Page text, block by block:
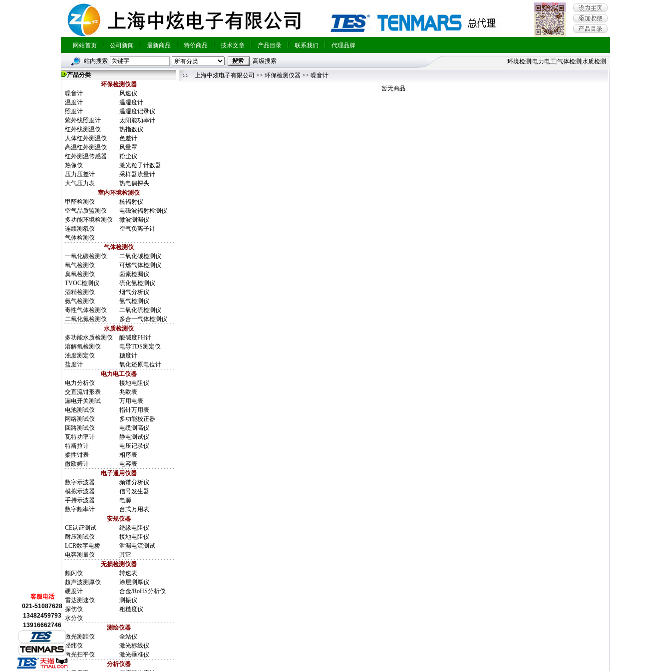
网站首页 公司新闻 最新商品 特价商品 技术文章 产品目录 联系我们 代理品牌
站内搜索 高级搜索 环境检测 电力电工气体检测 水质检测
客服电话
021-51087628
13482459793
13916662746
产品分类
环保检测仪器
噪音计
风速仪
温度计
温湿度计
照度计
温湿度记录仪
紫外线照度计
太阳能功率计
红外线测温仪
热指数仪
人体红外测温仪
色差计
高温红外测温仪
风量罩
红外测温传感器
粉尘仪
热像仪
激光粒子计数器
压力压差计
采样器流量计
大气压力表
热电偶探头
室内环境检测仪
甲醛检测仪
核辐射仪
空气品质监测仪
电磁波辐射检测仪
多功能环境检测仪
微波测漏仪
连续测氡仪
空气负离子计
气体检测仪
气体检测仪
一氧化碳检测仪
二氧化碳检测仪
氧气检测仪
可燃气体检测仪
臭氧检测仪
卤素检漏仪
TVOC检测仪
硫化氢检测仪
酒精检测仪
烟气分析仪
氨气检测仪
氢气检测仪
毒性气体检测仪
二氧化硫检测仪
二氧化氮检测仪
多合一气体检测仪
水质检测仪
多功能水质检测仪
酸碱度PH计
溶解氧检测仪
电导TDS测定仪
浊度测定仪
糖度计
盐度计
氧化还原电位计
电力电工仪器
电力分析仪
接地电阻仪
交直流钳形表
兆欧表
漏电开关测试
万用电表
电池测试仪
指针万用表
网络测试仪
多功能校正器
回路测试仪
电缆测高仪
瓦特功率计
静电测试仪
特斯拉计
电压记录仪
柔性钳表
相序表
微欧姆计
电容表
电子通用仪器
数字示波器
频谱分析仪
模拟示波器
信号发生器
手持示波器
电源
数字频率计
台式万用表
安规仪器
CE认证测试
绝缘电阻仪
耐压测试仪
接地电阻仪
LCR数字电桥
泄漏电流测试
电容测量仪
其它
无损检测仪器
频闪仪
转速表
超声波测厚仪
涂层测厚仪
硬度计
合金/RoHS分析仪
雷达测速仪
测振仪
探伤仪
粗糙度仪
水分仪
测绘仪器
激光测距仪
全站仪
经纬仪
激光标线仪
激光扫平仪
激光垂准仪
分析仪器
上海中炫电子有限公司 >> 环保检测仪器>> 噪音计
暂无商品